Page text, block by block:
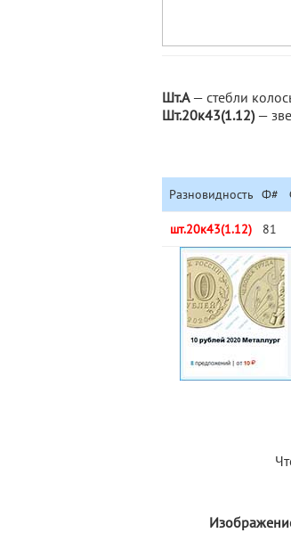
Шт.А— стебли
Шт.20к43(1.12)—
Разновидность Ф#
шт.20к43(1.12) 81